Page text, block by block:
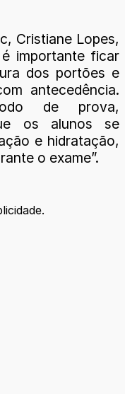
Cristiane Lopes,
importante ficar
dos portões e
antecedência.
de prova,
os alunos se
e hidratação,
o exame”.